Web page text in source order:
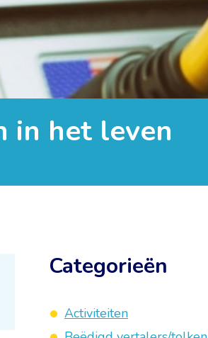
in het leven
Categorieën
Activiteiten